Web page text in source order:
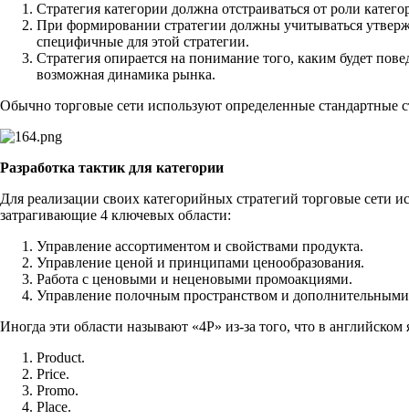
Стратегия категории должна отстраиваться от роли
При формировании стратегии должны учитываться
специфичные для этой стратегии.
Стратегия опирается на понимание того, каким будет
возможная динамика рынка.
Обычно торговые сети используют определенные стандартные
Разработка тактик для категории
Для реализации своих категорийных стратегий торговые сети
затрагивающие 4 ключевых области:
Управление ассортиментом и свойствами продукта.
Управление ценой и принципами ценообразования.
Работа с ценовыми и неценовыми промоакциями.
Управление полочным пространством и
Иногда эти области называют «4P» из-за того, что в
Product.
Price.
Promo.
Place.